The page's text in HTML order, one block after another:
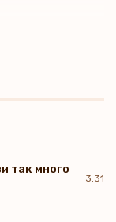
так много
3:31